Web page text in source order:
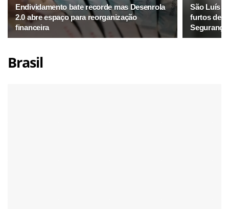
Endividamento bate recorde mas Desenrola
2.0 abre espaço para reorganização
financeira
São Luís
furtos de
Brasil